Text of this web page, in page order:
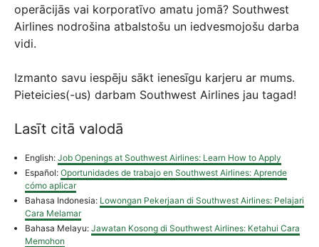
operācijās vai korporatīvo amatu jomā? Southwest
Airlines nodrošina atbalstošu un iedvesmojošu darba
vidi.
Izmanto savu iespēju sākt ienesīgu karjeru ar mums.
Pieteicies(-us) darbam Southwest Airlines jau tagad!
Lasīt citā valodā
English: Job Openings at Southwest Airlines: Learn How to Apply
Español: Oportunidades de trabajo en Southwest Airlines: Aprende
cómo aplicar
Bahasa Indonesia: Lowongan Pekerjaan di Southwest Airlines: Pelajari
Cara Melamar
Bahasa Melayu: Jawatan Kosong di Southwest Airlines: Ketahui Cara
Memohon